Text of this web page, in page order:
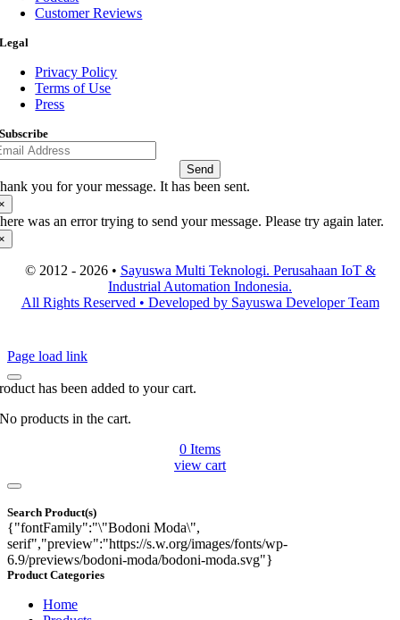
Customer Reviews
Legal
Privacy Policy
Terms of Use
Press
Subscribe
Send
you for your message. It has been sent.
was an error trying to send your message. Please try again later.
© 2012 - 2026 • Sayuswa Multi Teknologi. Perusahaan IoT &
Industrial Automation Indonesia.
All Rights Reserved • Developed by Sayuswa Developer Team
Page load link
has been added to your cart.
No products in the cart.
0 Items
view cart
Search Product(s)
{"fontFamily":"\"Bodoni Moda\",
serif","preview":"https://s.w.org/images/fonts/wp-
6.9/previews/bodoni-moda/bodoni-moda.svg"}
Product Categories
Home